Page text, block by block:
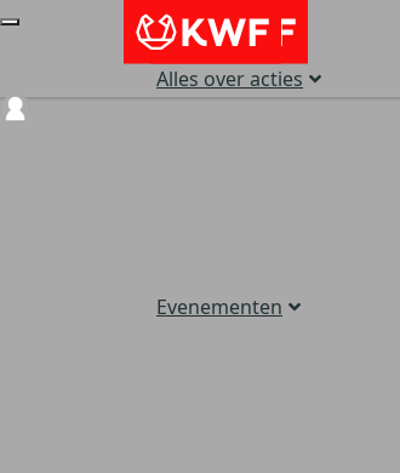
Alles over acties
Evenementen